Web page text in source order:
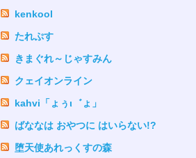
kenkool
たれぷす
きまぐれ～じゃすみん
クェイオンライン
kahvi「ょぅι゛ょ」
ばななは おやつに はいらない!?
堕天使あれっくすの森